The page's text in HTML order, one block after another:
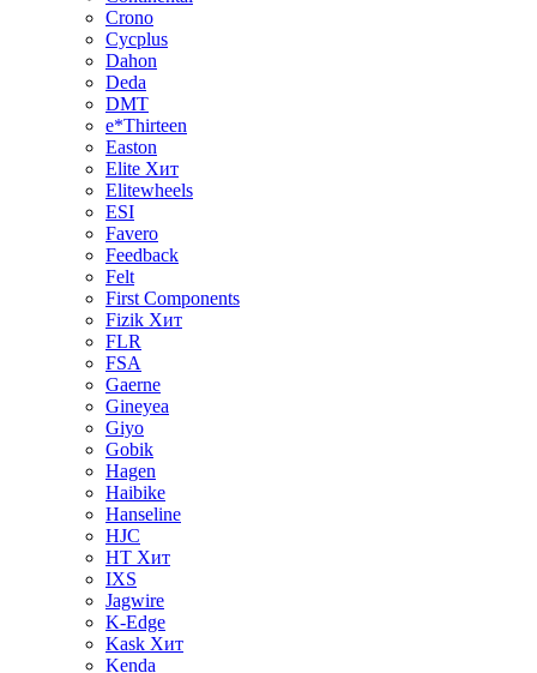
Crono
Cycplus
Dahon
Deda
DMT
e*Thirteen
Easton
Elite Хит
Elitewheels
ESI
Favero
Feedback
Felt
First Components
Fizik Хит
FLR
FSA
Gaerne
Gineyea
Giyo
Gobik
Hagen
Haibike
Hanseline
HJC
HT Хит
IXS
Jagwire
K-Edge
Kask Хит
Kenda